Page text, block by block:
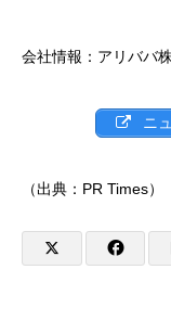
会社情報：アリババ
ニ
（出典：PR Times）